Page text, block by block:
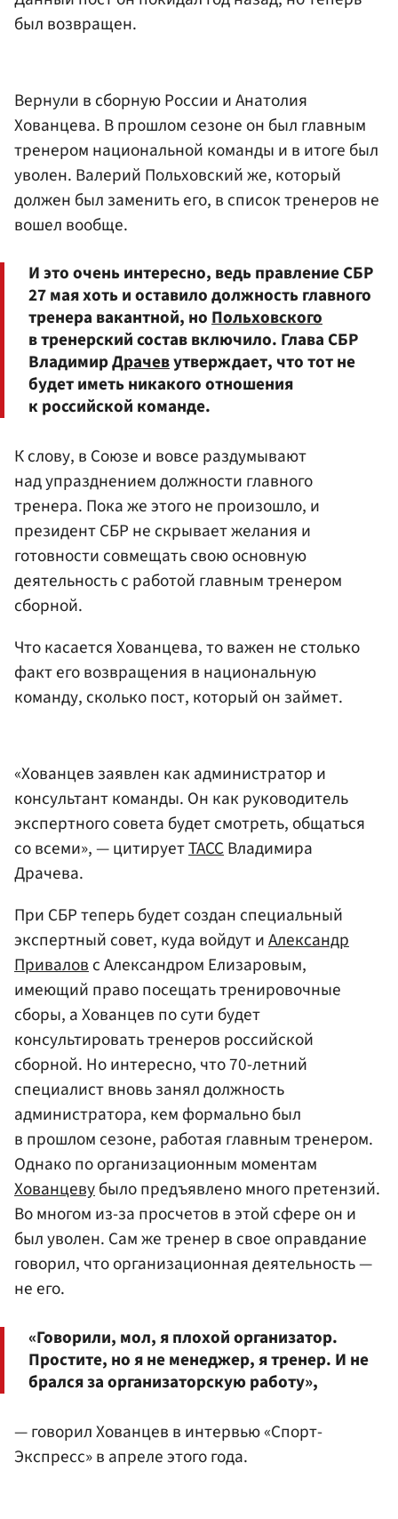
был возвращен.
Вернули в сборную России и Анатолия
Хованцева. В прошлом сезоне он был главным
тренером национальной команды и в итоге был
уволен. Валерий Польховский же, который
должен был заменить его, в список тренеров не
вошел вообще.
И это очень интересно, ведь правление СБР
27 мая хоть и оставило должность главного
тренера вакантной, ноПольховского
в тренерский состав включило. Глава СБР
ВладимирДрачевутверждает, что тот не
будет иметь никакого отношения
к российской команде.
К слову, в Союзе и вовсе раздумывают
над упразднением должности главного
тренера. Пока же этого не произошло, и
президент СБР не скрывает желания и
готовности совмещать свою основную
деятельность с работой главным тренером
сборной.
Что касается Хованцева, то важен не столько
факт его возвращения в национальную
команду, сколько пост, который он займет.
«Хованцев заявлен как администратор и
консультант команды. Он как руководитель
экспертного совета будет смотреть, общаться
со всеми», — цитируетТАССВладимира
Драчева.
При СБР теперь будет создан специальный
экспертный совет, куда войдут иАлександр
Приваловс Александром Елизаровым,
имеющий право посещать тренировочные
сборы, а Хованцев по сути будет
консультировать тренеров российской
сборной. Но интересно, что 70-летний
специалист вновь занял должность
администратора, кем формально был
в прошлом сезоне, работая главным тренером.
Однако по организационным моментам
Хованцевубыло предъявлено много претензий.
Во многом из-за просчетов в этой сфере он и
был уволен. Сам же тренер в свое оправдание
говорил, что организационная деятельность —
не его.
«Говорили, мол, я плохой организатор.
Простите, но я не менеджер, я тренер. И не
брался за организаторскую работу»,
— говорил Хованцев в интервью «Спорт-
Экспресс» в апреле этого года.